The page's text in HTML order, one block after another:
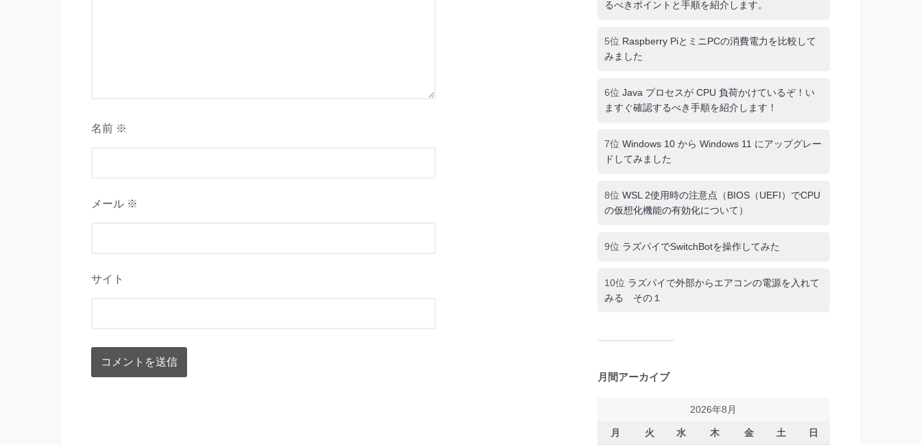
名前 ※
メール ※
サイト
るべきポイントと手順を紹介します。
5位 Raspberry PiとミニPCの消費電力を比較して
みました
6位 Java プロセスが CPU 負荷かけているぞ！い
ますぐ確認するべき手順を紹介します！
7位 Windows 10 から Windows 11 にアップグレー
ドしてみました
8位 WSL 2使用時の注意点（BIOS（UEFI）でCPU
の仮想化機能の有効化について）
9位 ラズパイでSwitchBotを操作してみた
10位 ラズパイで外部からエアコンの電源を入れて
みる その１
月間アーカイブ
2026年8月
月 火 水 木 金 土 日